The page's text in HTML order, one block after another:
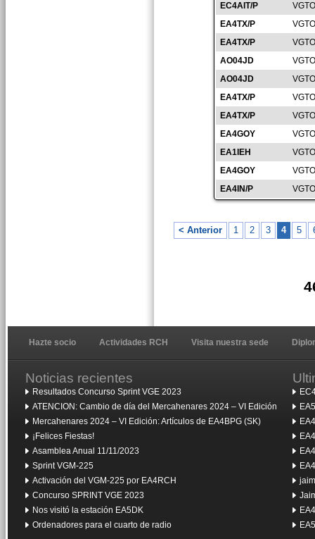
EC4AIT/P
EA4TX/P
EA4TX/P
AO04JD
AO04JD
EA4TX/P
EA4TX/P
EA4GOY
EA1IEH
EA4GOY
EA4IN/P
< Anterior 1 2 3 4 5
Hazte socio Actividades RCH Visita nuestra sede
Noticias recientes
Resultados Concurso Sprint VGE 2023
ATENCION: Cambio de día del Mercahenares 2024 – VI Edición
Mercahenares 2024 – VI Edición: Artículos de EA4BPG (SK)
¡Felices Fiestas!
Asamblea Anual 11/11/2023
Sprint VGM-225
Activación del VGM-225 por EA4RCH
Concurso SPRINT VGE 2023
Nos visitó la estación EA5DK
Ordenadores para el cuarto de radio